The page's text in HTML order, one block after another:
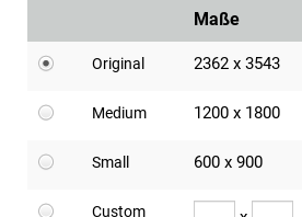
Maße
Original 2362 x 3543
Medium 1200 x 1800
Small 600 x 900
Custom